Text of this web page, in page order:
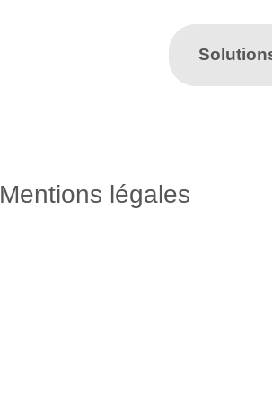
Mentions légales